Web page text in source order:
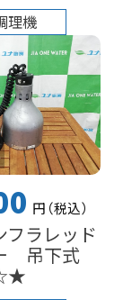
理機
円（税込）
ラレッド
吊下式